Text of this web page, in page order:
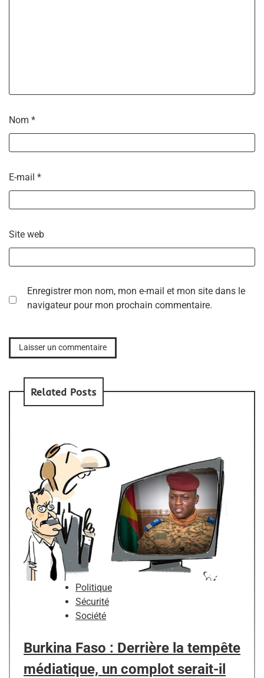
Nom *
E-mail *
Site web
Enregistrer mon nom, mon e-mail et mon site dans le
navigateur pour mon prochain commentaire.
Related Posts
Politique
Sécurité
Société
Burkina Faso : Derrière la tempête
médiatique, un complot serait-il